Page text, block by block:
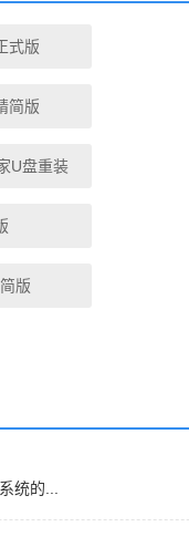
式版
简版
U盘重装
版
统的...